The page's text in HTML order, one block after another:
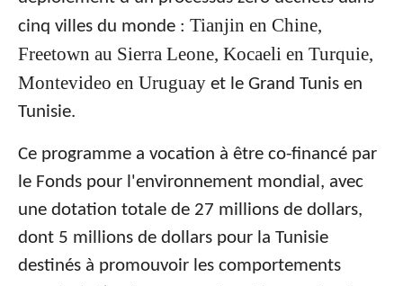
cinq villes du monde : Tianjin en Chine,
Freetown au Sierra Leone, Kocaeli en Turquie,
Montevideo en Uruguay et le Grand Tunis en
Tunisie.
Ce programme a vocation à être co-financé par
le Fonds pour l'environnement mondial, avec
une dotation totale de 27 millions de dollars,
dont 5 millions de dollars pour la Tunisie
destinés à promouvoir les comportements